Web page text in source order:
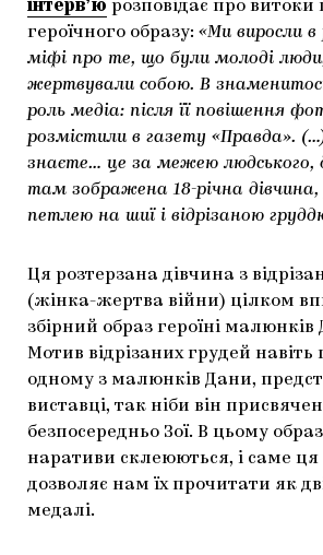
інтерв’ю розповідає про витоки
героїчного образу: «Ми виросли
міфі про те, що були молоді
жертвували собою. В
роль медіа: після її повішення
розмістили в газету «Правда».
знаєте… це за межею людського,
там зображена 18-річна дівчина,
петлею на шиї і відрізаною
Ця розтерзана дівчина з
(жінка-жертва війни) цілком
збірний образ героїні малюнків
Мотив відрізаних грудей навіть
одному з малюнків Дани,
виставці, так ніби він
безпосередньо Зої. В цьому
наративи склеюються, і саме ця
дозволяє нам їх прочитати як
медалі.